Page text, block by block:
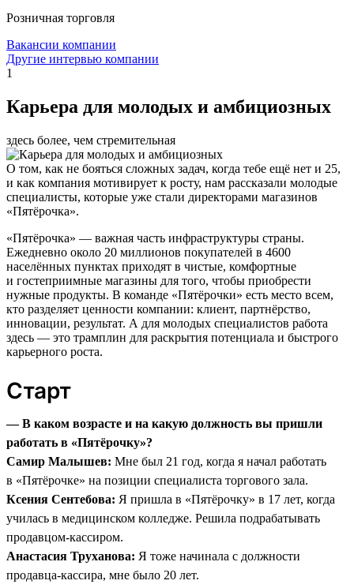
Розничная торговля
Вакансии компании
Другие интервью компании
1
Карьера для молодых и амбициозных
здесь более, чем стремительная
О том, как не бояться сложных задач, когда тебе ещё нет и 25,
и как компания мотивирует к росту, нам рассказали молодые
специалисты, которые уже стали директорами магазинов
«Пятёрочка».
«Пятёрочка» — важная часть инфраструктуры страны.
Ежедневно около 20 миллионов покупателей в 4600
населённых пунктах приходят в чистые, комфортные
и гостеприимные магазины для того, чтобы приобрести
нужные продукты. В команде «Пятёрочки» есть место всем,
кто разделяет ценности компании: клиент, партнёрство,
инновации, результат. А для молодых специалистов работа
здесь — это трамплин для раскрытия потенциала и быстрого
карьерного роста.
Старт
— В каком возрасте и на какую должность вы пришли
работать в «Пятёрочку»?
Самир Малышев: Мне был 21 год, когда я начал работать
в «Пятёрочке» на позиции специалиста торгового зала.
Ксения Сентебова: Я пришла в «Пятёрочку» в 17 лет, когда
училась в медицинском колледже. Решила подрабатывать
продавцом-кассиром.
Анастасия Труханова: Я тоже начинала с должности
продавца-кассира, мне было 20 лет.